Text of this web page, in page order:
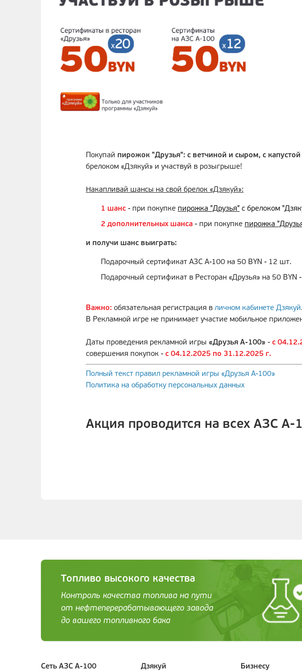
Покупай пирожок "Друзья": с ветчиной и сыром, с
брелоком «Дзякуй» и участвуй в розыгрыше!
Накапливай шансы на свой брелок «Дзякуй»:
1 шанс - при покупке пирожка "Друзья" с брелоком
2 дополнительных шанса - при покупке пирожка
и получи шанс выиграть:
Подарочный сертификат АЗС А-100 на 50 BYN - 12 шт.
Подарочный сертификат в Ресторан «Друзья» на 50 BYN
Важно: обязательная регистрация в личном кабинете Дзякуй.
В Рекламной игре не принимает участие мобильное
Даты проведения рекламной игры «Друзья А-100» - с
совершения покупок - с 04.12.2025 по 31.12.2025 г.
Полный текст правил рекламной игры «Друзья А-100»
Политика на обработку персональных данных
Акция проводится на всех АЗС А-
Топливо высокого качества
Контроль качества топлива на пути
от нефтеперерабатывающего завода
до вашего топливного бака
Сеть АЗС А-100 Дзякуй Бизнесу